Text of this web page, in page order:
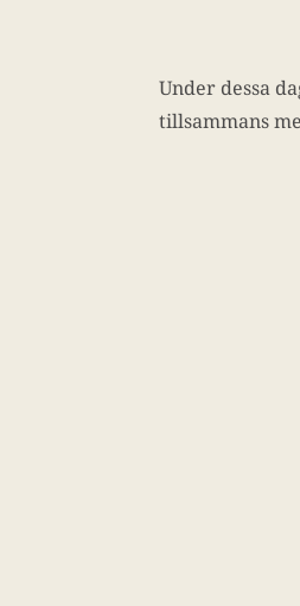
Under dessa
tillsammans